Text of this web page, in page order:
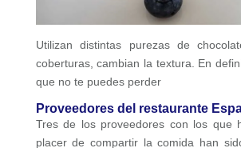
Utilizan distintas purezas de
coberturas, cambian la textura. En
que no te puedes perder
Proveedores del restaurante
Tres de los proveedores con los que
placer de compartir la comida han